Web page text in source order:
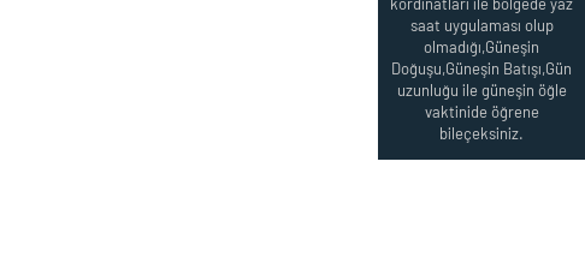
saat uygulaması olup
olmadığı,Güneşin
Doğuşu,Güneşin Batışı,Gün
uzunluğu ile güneşin öğle
vaktinide öğrene
bileçeksiniz.